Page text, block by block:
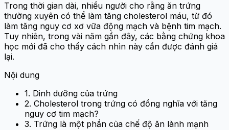
Trong thời gian dài, nhiều người cho rằng ăn trứng
thường xuyên có thể làm tăng cholesterol máu, từ đó
làm tăng nguy cơ xơ vữa động mạch và bệnh tim mạch.
Tuy nhiên, trong vài năm gần đây, các bằng chứng khoa
học mới đã cho thấy cách nhìn này cần được đánh giá
lại.
Nội dung
1. Dinh dưỡng của trứng
2. Cholesterol trong trứng có đồng nghĩa với tăng
nguy cơ tim mạch?
3. Trứng là một phần của chế độ ăn lành mạnh